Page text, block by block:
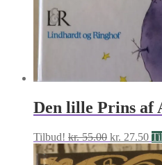
Den lille Prins af
Tilbud! kr.55.00 Den
oprindelige
pris
kr. 27.50